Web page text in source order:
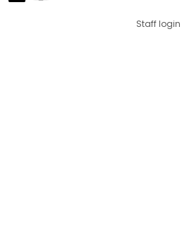
Staff login